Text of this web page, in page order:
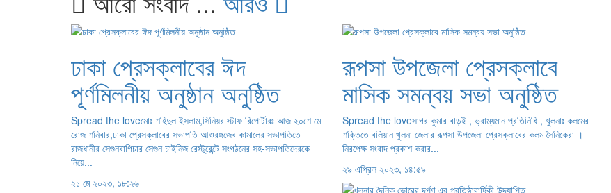
ঢাকা প্রেসক্লাবের ঈদ
পূর্ণমিলনীয় অনুষ্ঠান অনুষ্ঠিত
Spread the loveমোঃ শহিদুল ইসলাম,সিনিয়র স্টাফ রিপোর্টারঃ আজ ২০শে মে
রোজ শনিবার,ঢাকা প্রেসক্লাবের সভাপতি আওরঙ্গজেব কামালের সভাপতিতে
রাজধানীর সেগুনবাগিচার সেগুন চাইনিজ রেস্টুরেন্টে সংগঠনের সহ-সভাপতিদেরকে
নিয়ে...
২১ মে ২০২৩, ১৮:২৬
রূপসা উপজেলা প্রেসক্লাবে
মাসিক সমন্বয় সভা অনুষ্ঠিত
Spread the loveসাগর কুমার বাড়ই , ভ্রাম্যমান প্রতিনিধি , খুলনাঃ কলমের
শক্তিতে বলিয়ান খুলনা জেলার রূপসা উপজেলা প্রেসক্লাবের কলম সৈনিকেরা ।
নিরপেক্ষ সংবাদ প্রকাশ করার...
২৯ এপ্রিল ২০২৩, ১৪:৫৯